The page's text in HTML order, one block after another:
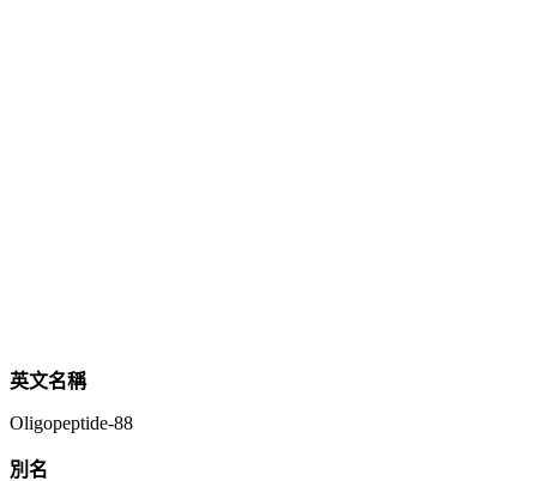
英文名稱
Oligopeptide-88
別名